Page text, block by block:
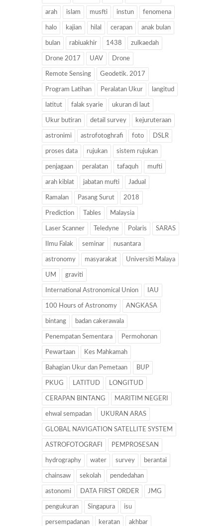
arah islam musfti instun fenomena
halo kajian hilal cerapan anak bulan
bulan rabiuakhir 1438 zulkaedah
Drone 2017 UAV Drone
Remote Sensing Geodetik. 2017
Program Latihan Peralatan Ukur langitud
latitut falak syarie ukuran di laut
Ukur butiran detail survey kejuruteraan
astronimi astrofotoghrafi foto DSLR
proses data rujukan sistem rujukan
penjagaan peralatan tafaquh mufti
arah kiblat jabatan mufti Jadual
Ramalan Pasang Surut 2018
Prediction Tables Malaysia
Laser Scanner Teledyne Polaris SARAS
Ilmu Falak seminar nusantara
astronomy masyarakat Universiti Malaya
UM graviti
International Astronomical Union IAU
100 Hours of Astronomy ANGKASA
bintang badan cakerawala
Penempatan Sementara Permohonan
Pewartaan Kes Mahkamah
Bahagian Ukur dan Pemetaan BUP
PKUG LATITUD LONGITUD
CERAPAN BINTANG MARITIM NEGERI
ehwal sempadan UKURAN ARAS
GLOBAL NAVIGATION SATELLITE SYSTEM
ASTROFOTOGRAFI PEMPROSESAN
hydrography water survey berantai
chainsaw sekolah pendedahan
astonomi DATA FIRST ORDER JMG
pengukuran Singapura isu
persempadanan keratan akhbar